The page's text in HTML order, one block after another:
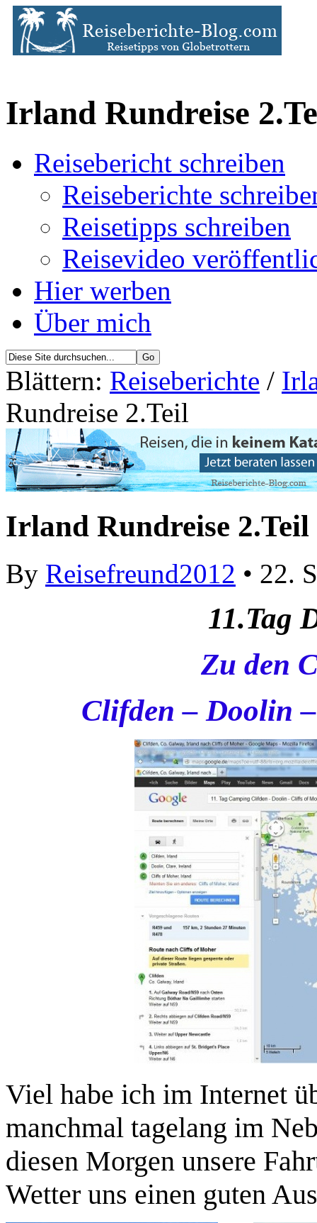
Irland Rundreise
Reisebericht schreiben
Reiseberichte
Reisetipps schreiben
Reisevideo
Hier werben
Über mich
Blättern: Reiseberichte /
Rundreise 2.Teil
Irland Rundreise 2.Teil
By Reisefreund2012 • 22.
11.Tag
Zu den
Clifden – Doolin
Viel habe ich im Internet
manchmal tagelang im
diesen Morgen unsere
Wetter uns einen guten